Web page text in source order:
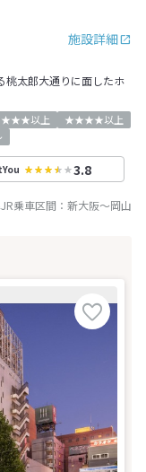
施設詳細
桃太郎大通りに面したホ
★★★以上
★★★★以上
3.8
乗車区間： 新大阪～岡山